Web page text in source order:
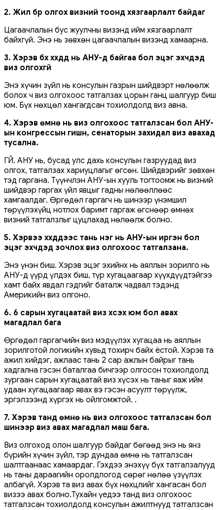
2. Жил бүр олгох визний тоонд хязгаарлалт байдаг
Цагаачлалын бус жуулчны визэнд ийм хязгаарлалт
байхгүй. Энэ нь зөвхөн цагаачлалын визэнд хамаарна.
3. Хэрэв бүх хүүхдүүд нь АНУ-д байгаа бол эцэг эхчүүдэд
виз олгохгүй
Энэ хүчин зүйл нь консулын газрын шийдвэрт нөлөөлж
болох ч виз олгохоос татгалзах цорын ганц шалгуур биш
юм. Бүх нөхцөл хангагдсан тохиолдолд виз авна.
4. Хэрэв өмнө нь виз олгохоос татгалзсан бол АНУ-
ын конгрессын гишүүн, сенаторын захидал виз авахад
тусална.
ҮГҮЙ. АНУ нь, бусад улс дахь консулын газруудад виз
олгох, татгалзах хариуцлагыг өгсөн. Шийдвэрийг зөвхөн
тэд гаргана. Түүнчлэн АНУ-ын хууль тогтоомж нь визний
шийдвэр гаргах үйл явцыг гадны нөлөөллөөс
хамгаалдаг. Өргөдөл гаргагч нь шинээр үнэмшил
төрүүлэхүйц нотлох баримт гаргаж өгснөөр өмнөх
визний татгалзлыг цуцлахад нөлөөлж болно.
5. Хэрвээ хүүхдүүдээс тань нэг нь АНУ-ын иргэн бол
эцэг эхчүүдэд зочлох виз олгохоос татгалзана.
Энэ үнэн биш. Хэрэв эцэг эхийнх нь аяллын зорилго нь
АНУ-д үүрд үлдэх биш, түр хугацаагаар хүүхдүүдтэйгээ
хамт байх явдал гэдгийг баталж чадвал тэдэнд
Америкийн виз олгоно.
6. 6 сарын хугацаатай виз хүсэх юм бол авах
магадлал бага
Өргөдөл гаргагчийн виз мэдүүлэх хугацаа нь аяллын
зорилготой логикийн хувьд тохирч байх ёстой. Хэрэв та
ажил хийдэг, ажлаас тань 2 сар ажлын байрыг тань
хадгална гэсэн баталгаа бичгээр олгосон тохиолдолд
зургаан сарын хугацаатай виз хүсэх нь таныг яаж ийм
удаан хугацаагаар явах вэ гэсэн асуулт төрүүлж,
эргэлзээнд хүргэх нь ойлгомжтой. .
7. Хэрэв танд өмнө нь виз олгохоос татгалзсан бол
шинээр виз авах магадлал маш бага.
Виз олгоход олон шалгуур байдаг бөгөөд энэ нь янз
бүрийн хүчин зүйл, тэр дундаа өмнө нь татгалзсан
шалтгаанаас хамаардаг. Гэхдээ энэхүү бүх татгалзалууд
нь таны дараагийн оролдлогод сөрөг нөлөө үзүүлэх
албагүй. Хэрэв та виз авах бүх нөхцлийг хангасан бол
визээ авах болно.Тухайн үедээ танд виз олгохоос
татгалзсан тохиолдолд консулын ажилтнууд татгалзсан